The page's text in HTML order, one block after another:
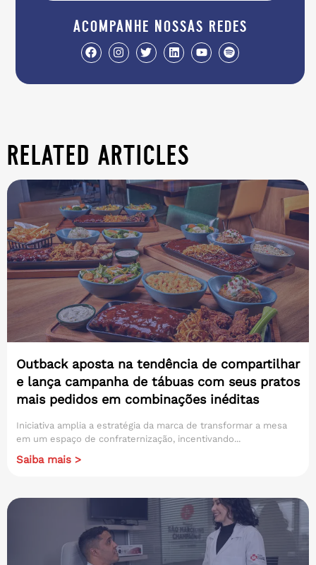
acompanhe nossas redes
related articles
Outback aposta na tendência de compartilhar
e lança campanha de tábuas com seus pratos
mais pedidos em combinações inéditas
Iniciativa amplia a estratégia da marca de transformar a mesa
em um espaço de confraternização, incentivando...
Saiba mais >